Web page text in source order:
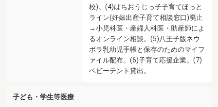
校)。(4)はちおうじっ子子育てほっと
ライン(妊娠出産子育て相談窓口)廃止
→小児科医・産婦人科医・助産師によ
るオンライン相談。(5)八王子版ネウ
ボラ乳幼児手帳と保存のためのマイフ
ァイル配布。(6)子育て応援企業。(7)
ベビーテント貸出。
子ども・学生等医療